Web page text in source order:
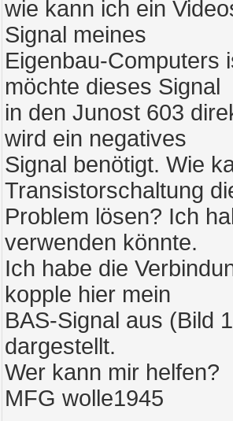
wie kann ich ein
Signal meines
Eigenbau-Computers
möchte dieses Signal
in den Junost 603
wird ein negatives
Signal benötigt. Wie
Transistorschaltung
Problem lösen? Ich
verwenden könnte.
Ich habe die
kopple hier mein
BAS-Signal aus (Bild
dargestellt.
Wer kann mir helfen?
MFG wolle1945